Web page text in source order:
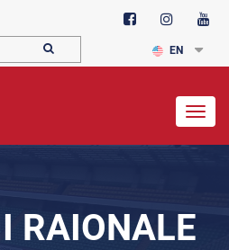
EN
RAIONALE